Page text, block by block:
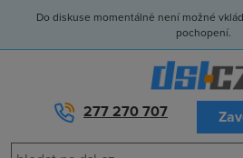
Do diskuse momentálně není možné
pochopení.
277 270 707